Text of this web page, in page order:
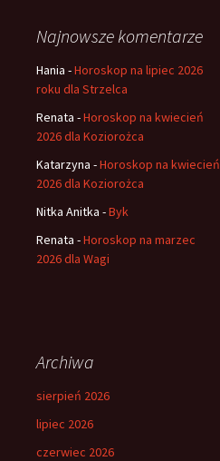
Najnowsze komentarze
Hania -Horoskop na lipiec 2026
roku dla Strzelca
Renata -Horoskop na kwiecień
2026 dla Koziorożca
Katarzyna -Horoskop na kwiecień
2026 dla Koziorożca
Nitka Anitka -Byk
Renata -Horoskop na marzec
2026 dla Wagi
Archiwa
sierpień 2026
lipiec 2026
czerwiec 2026